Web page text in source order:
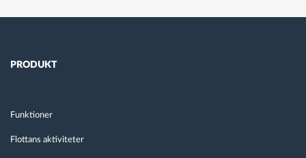
PRODUKT
Funktioner
Flottans aktiviteter